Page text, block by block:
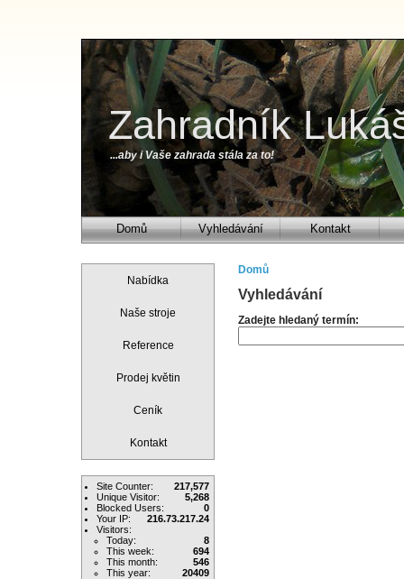
Zahradník
...aby i Vaše zahrada stála za to!
Domů Vyhledávání Kontakt
Nabídka
Naše stroje
Reference
Prodej květin
Ceník
Kontakt
Site Counter:
217,577
Unique Visitor:
5,268
Blocked Users:
0
Your IP:
216.73.217.24
Visitors:
Today:
8
This week:
694
This month:
546
This year:
20409
Domů
Vyhledávání
Zadejte hledaný termín: